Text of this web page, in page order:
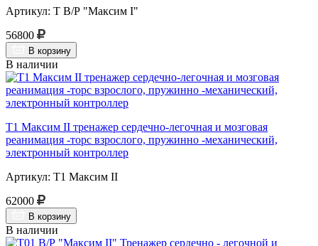
Артикул: Т В/Р "Максим I"
56800
В корзину
В наличии
Т1 Максим II тренажер сердечно-легочная и мозговая
реанимация -торс взрослого, пружинно -механический,
электронный контроллер
Артикул: Т1 Максим II
62000
В корзину
В наличии